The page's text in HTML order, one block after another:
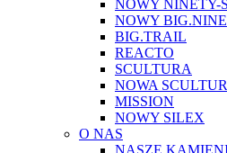
NOWY NINETY-
NOWY BIG.NINE
BIG.TRAIL
REACTO
SCULTURA
NOWA
MISSION
NOWY SILEX
O NAS
NASZE